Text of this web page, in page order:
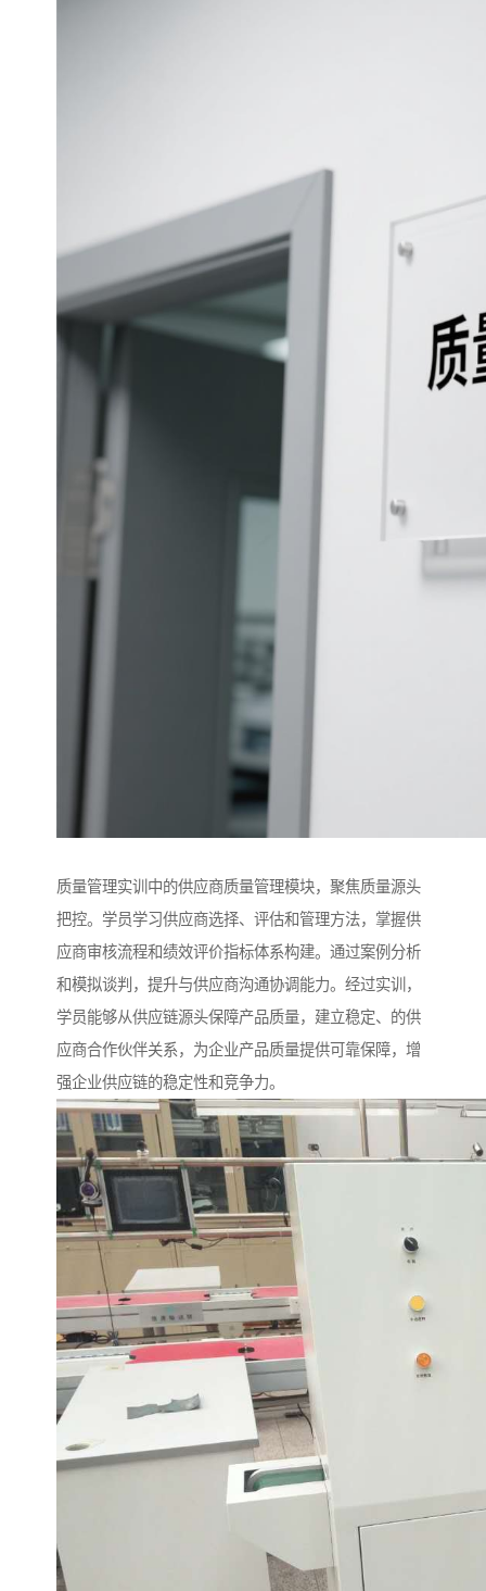
质量管理实训中的供应商质量管理模块，聚焦质量源头
把控。学员学习供应商选择、评估和管理方法，掌握供
应商审核流程和绩效评价指标体系构建。通过案例分析
和模拟谈判，提升与供应商沟通协调能力。经过实训，
学员能够从供应链源头保障产品质量，建立稳定、的供
应商合作伙伴关系，为企业产品质量提供可靠保障，增
强企业供应链的稳定性和竞争力。